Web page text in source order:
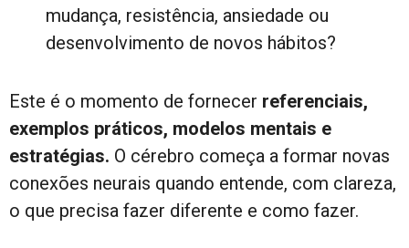
mudança, resistência, ansiedade ou
desenvolvimento de novos hábitos?
Este é o momento de fornecer referenciais,
exemplos práticos, modelos mentais e
estratégias. O cérebro começa a formar novas
conexões neurais quando entende, com clareza,
o que precisa fazer diferente e como fazer.